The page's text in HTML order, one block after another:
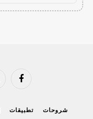
فيسبوك
شروحات تطبيقات